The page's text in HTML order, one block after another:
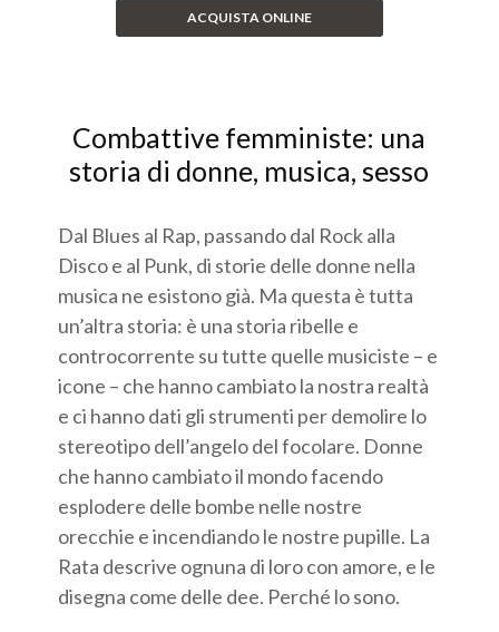
ACQUISTA ONLINE
Combattive femministe: una
storia di donne, musica, sesso
Dal Blues al Rap, passando dal Rock alla
Disco e al Punk, di storie delle donne nella
musica ne esistono già. Ma questa è tutta
un’altra storia: è una storia ribelle e
controcorrente su tutte quelle musiciste – e
icone – che hanno cambiato la nostra realtà
e ci hanno dati gli strumenti per demolire lo
stereotipo dell’angelo del focolare. Donne
che hanno cambiato il mondo facendo
esplodere delle bombe nelle nostre
orecchie e incendiando le nostre pupille. La
Rata descrive ognuna di loro con amore, e le
disegna come delle dee. Perché lo sono.